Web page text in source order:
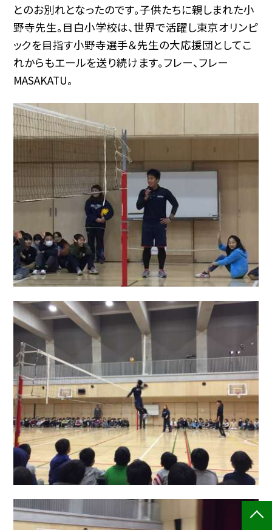
とのお別れとなったのです。子供たちに親しまれた小
野寺先生。目白小学校は、世界で活躍し東京オリンピ
ックを目指す小野寺選手＆先生の大応援団としてこ
れからもエールを送り続けます。フレー、フレー
MASAKATU。